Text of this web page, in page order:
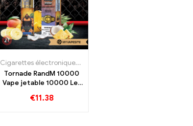
Cigarettes électroniques jetables
Tornade RandM 10000
Vape jetable 10000 Les
€11.38